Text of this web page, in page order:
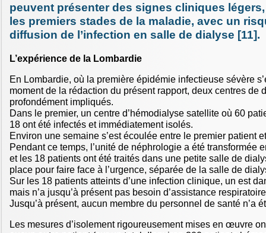
peuvent présenter des signes cliniques
les premiers stades de la maladie, avec un
diffusion de l’infection en salle de dialyse [11].
L’expérience de la Lombardie
En Lombardie, où la première épidémie infectieuse sévère
moment de la rédaction du présent rapport, deux centres de
profondément impliqués.
Dans le premier, un centre d’hémodialyse satellite où 60
18 ont été infectés et immédiatement isolés.
Environ une semaine s’est écoulée entre le premier patient
Pendant ce temps, l’unité de néphrologie a été transformée
et les 18 patients ont été traités dans une petite salle de
place pour faire face à l’urgence, séparée de la salle de
Sur les 18 patients atteints d’une infection clinique, un est
mais n’a jusqu’à présent pas besoin d’assistance
Jusqu’à présent, aucun membre du personnel de santé n’a
Les mesures d’isolement rigoureusement mises en œuvre